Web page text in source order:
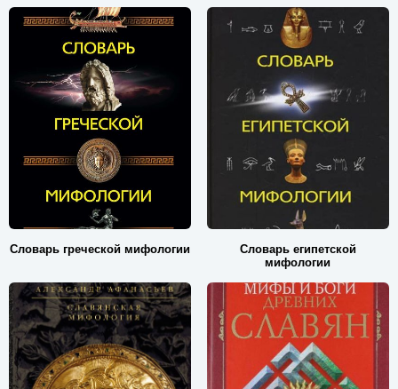
Словарь греческой мифологии
Словарь египетской
мифологии